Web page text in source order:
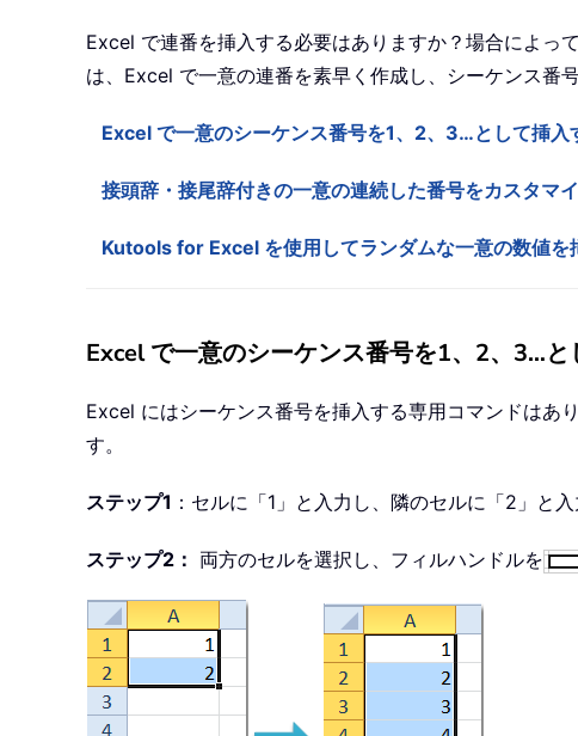
Excel で連番を挿入する必要はありますか？場合によっ
は、Excel で一意の連番を素早く作成し、シーケンス番
Excel で一意のシーケンス番号を1、2、3…として挿入
接頭辞・接尾辞付きの一意の連続した番号をカスタマ
Kutools for Excel を使用してランダムな一意の数値を
Excel で一意のシーケンス番号を1、2、3…と
Excel にはシーケンス番号を挿入する専用コマンドはあ
す。
ステップ1 ：セルに「1」と入力し、隣のセルに「2」と入
ステップ2： 両方のセルを選択し、フィルハンドルを